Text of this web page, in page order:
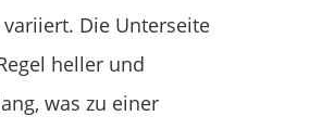
Die Unterseite
heller und
was zu einer